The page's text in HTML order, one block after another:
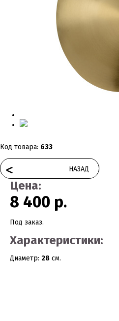
Код товара: 633
< НАЗАД
Цена:
8 400 р.
Под заказ.
Характеристики:
Диаметр: 28 см.